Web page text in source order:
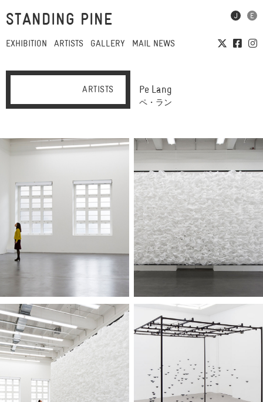
STANDING PINE
EXHIBITION ARTISTS GALLERY MAIL NEWS
ARTISTS Pe Lang
ペ・ラン